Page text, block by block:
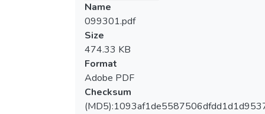
Name
099301.pdf
Size
474.33 KB
Format
Adobe PDF
Checksum